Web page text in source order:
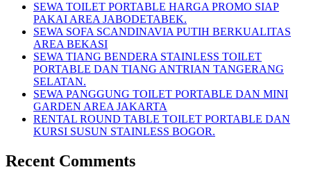
SEWA TOILET PORTABLE HARGA PROMO SIAP
PAKAI AREA JABODETABEK.
SEWA SOFA SCANDINAVIA PUTIH BERKUALITAS
AREA BEKASI
SEWA TIANG BENDERA STAINLESS TOILET
PORTABLE DAN TIANG ANTRIAN TANGERANG
SELATAN.
SEWA PANGGUNG TOILET PORTABLE DAN MINI
GARDEN AREA JAKARTA
RENTAL ROUND TABLE TOILET PORTABLE DAN
KURSI SUSUN STAINLESS BOGOR.
Recent Comments